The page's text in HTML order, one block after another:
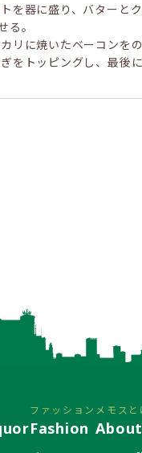
を器に盛り、バターと
る。
リに焼いたベーコンをの
をトッピングし、最後
ファッション
Fashion
メモスと